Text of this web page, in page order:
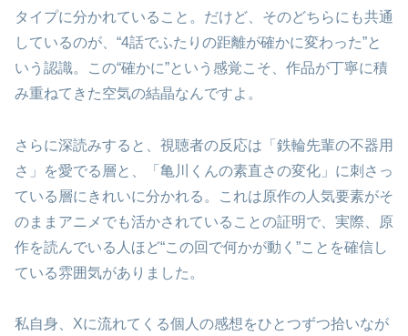
タイプに分かれていること。だけど、そのどちらにも共通
しているのが、“4話でふたりの距離が確かに変わった”と
いう認識。この“確かに”という感覚こそ、作品が丁寧に積
み重ねてきた空気の結晶なんですよ。
さらに深読みすると、視聴者の反応は「鉄輪先輩の不器用
さ」を愛でる層と、「亀川くんの素直さの変化」に刺さっ
ている層にきれいに分かれる。これは原作の人気要素がそ
のままアニメでも活かされていることの証明で、実際、原
作を読んでいる人ほど“この回で何かが動く”ことを確信し
ている雰囲気がありました。
私自身、Xに流れてくる個人の感想をひとつずつ拾いなが